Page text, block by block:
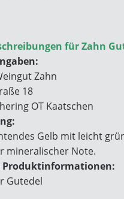
für Zahn
Zahn
18
OT Kaatschen
Gelb mit leicht
mineralischer Note.
Produktinformationen:
Gutedel